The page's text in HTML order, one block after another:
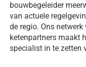
bouwbegeleider
van actuele
de regio. Ons
ketenpartners maakt
specialist in te zetten